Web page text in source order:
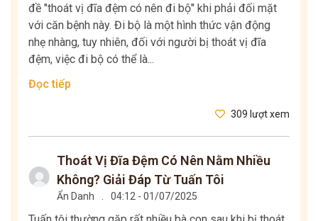
đề "thoát vị đĩa đệm có nên đi bộ" khi phải đối mặt
với căn bệnh này. Đi bộ là một hình thức vận động
nhẹ nhàng, tuy nhiên, đối với người bị thoát vị đĩa
đệm, việc đi bộ có thể là...
Đọc tiếp
309 lượt xem
Thoát Vị Đĩa Đệm Có Nên Nằm Nhiều
Không? Giải Đáp Từ Tuấn Tôi
Ẩn Danh 04:12 - 01/07/2025